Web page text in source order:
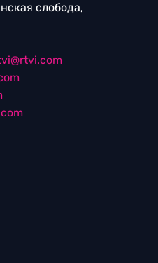
слобода,